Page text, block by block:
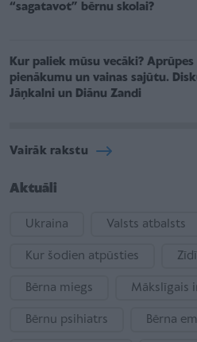
“sagatavot” bērnu skolai?
Kur paliek mūsu vecāki?
pienākumu un vainas sajūtu.
Jāņkalni un Diānu Zandi
Vairāk rakstu
Aktuāli
Ukraina Valsts atbalsts
Kur šodien atpūsties
Bērna miegs Mākslīgais
Bērnu psihiatrs Bērna